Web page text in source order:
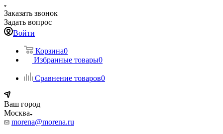
Заказать звонок
Задать вопрос
Войти
Корзина0
Избранные товары0
Сравнение товаров0
Ваш город
Москва
morena@morena.ru